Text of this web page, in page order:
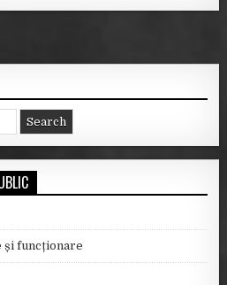
și funcționare